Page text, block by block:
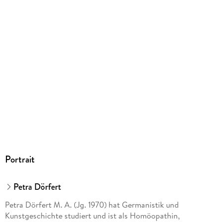
Portrait
Petra Dörfert
Petra Dörfert M. A. (Jg. 1970) hat Germanistik und
Kunstgeschichte studiert und ist als Homöopathin,